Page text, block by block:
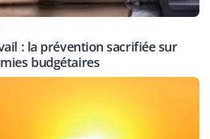
: la prévention sacrifiée sur
budgétaires